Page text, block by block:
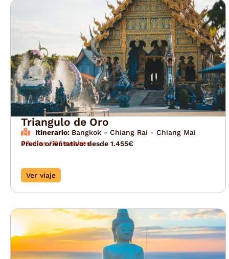
Triangulo de Oro
Itinerario: Bangkok - Chiang Rai - Chiang Mai
09 días / 06 noches
Precio orientativo: desde 1.455€
Ver viaje